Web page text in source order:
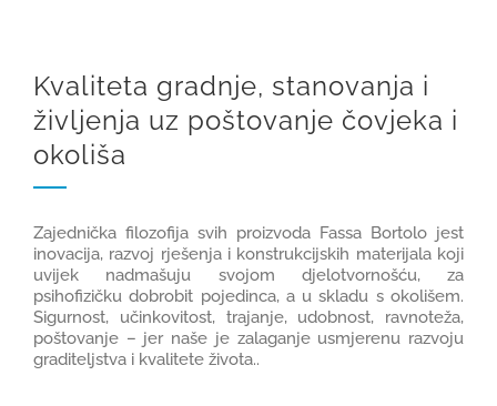
Kvaliteta gradnje, stanovanja i
življenja uz poštovanje čovjeka i
okoliša
Zajednička filozofija svih proizvoda Fassa Bortolo jest
inovacija, razvoj rješenja i konstrukcijskih materijala koji
uvijek nadmašuju svojom djelotvornošću, za
psihofizičku dobrobit pojedinca, a u skladu s okolišem.
Sigurnost, učinkovitost, trajanje, udobnost, ravnoteža,
poštovanje – jer naše je zalaganje usmjerenu razvoju
graditeljstva i kvalitete života..